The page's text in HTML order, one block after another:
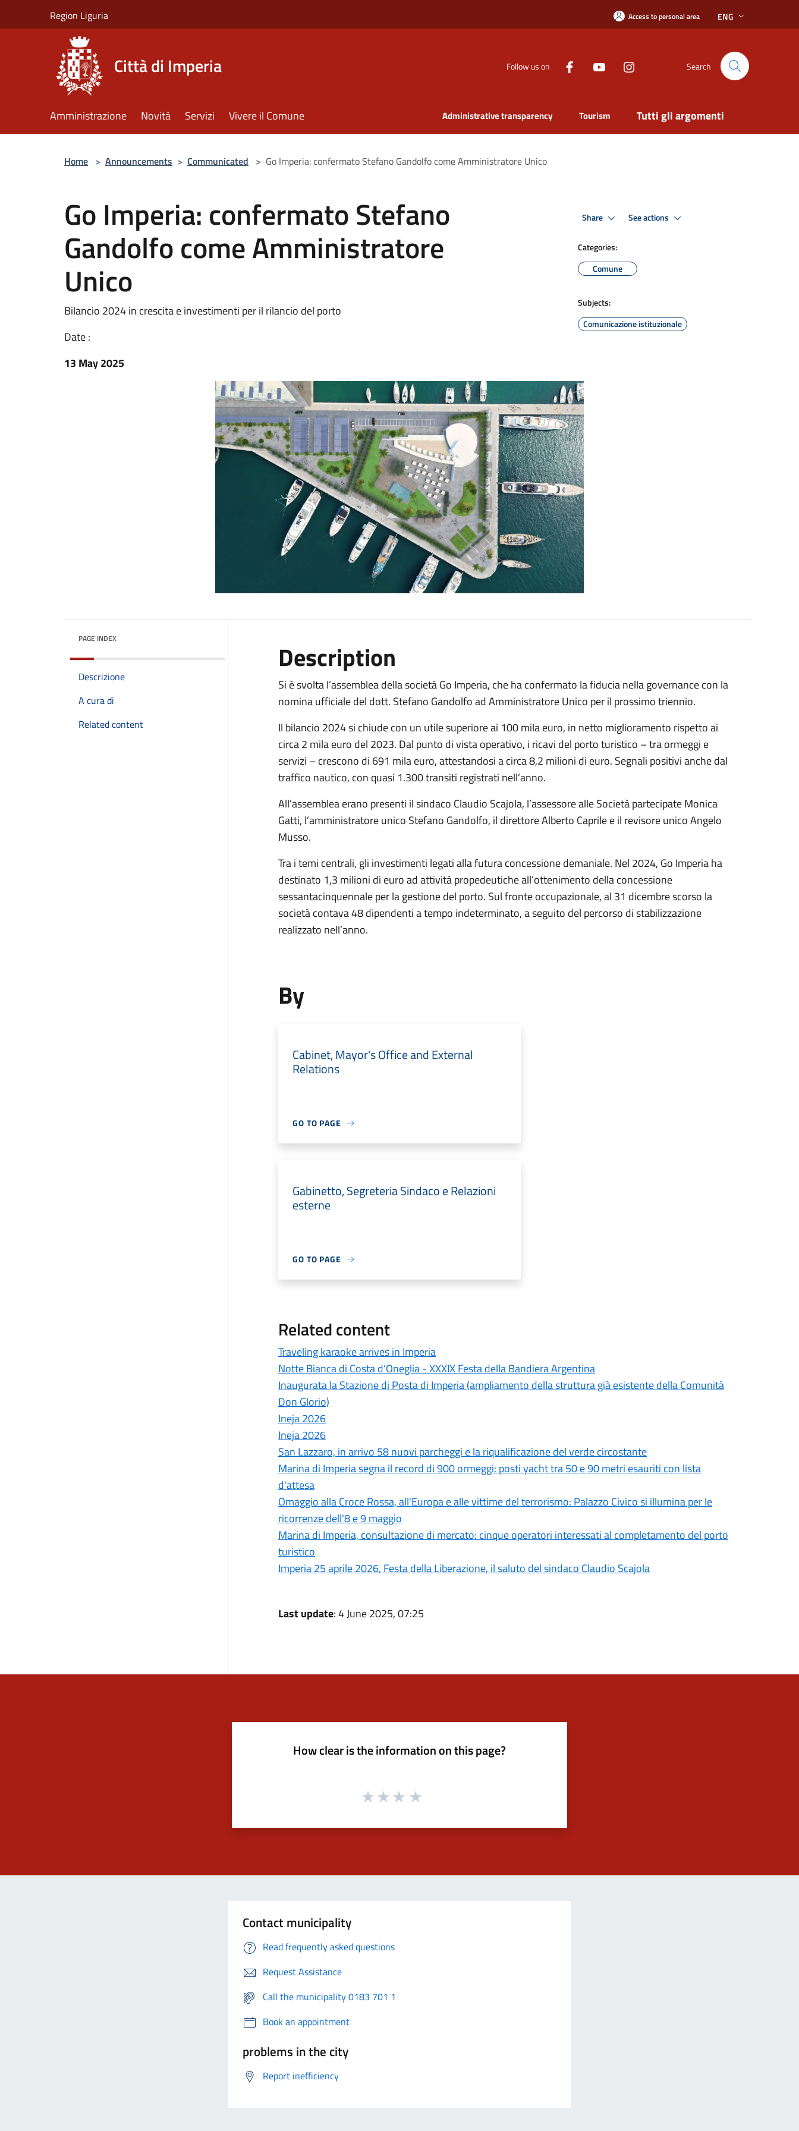
Region Liguria Access to personal area ENG
Città di Imperia Follow us on Search
Amministrazione Novità Servizi Vivere il Comune Administrative transparency Tourism Tutti gli argomenti
Home > Announcements > Communicated > Go Imperia: confermato Stefano Gandolfo come Amministratore Unico
Go Imperia: confermato Stefano
Gandolfo come Amministratore
Unico
Bilancio 2024 in crescita e investimenti per il rilancio del porto
Date :
13 May 2025
Share See actions
Categories:
Comune
Subjects:
Comunicazione istituzionale
PAGE INDEX
Descrizione
A cura di
Related content
Description
Si è svolta l’assemblea della società Go Imperia, che ha confermato la fiducia nella governance con la
nomina ufficiale del dott. Stefano Gandolfo ad Amministratore Unico per il prossimo triennio.
Il bilancio 2024 si chiude con un utile superiore ai 100 mila euro, in netto miglioramento rispetto ai
circa 2 mila euro del 2023. Dal punto di vista operativo, i ricavi del porto turistico – tra ormeggi e
servizi – crescono di 691 mila euro, attestandosi a circa 8,2 milioni di euro. Segnali positivi anche dal
traffico nautico, con quasi 1.300 transiti registrati nell’anno.
All’assemblea erano presenti il sindaco Claudio Scajola, l’assessore alle Società partecipate Monica
Gatti, l’amministratore unico Stefano Gandolfo, il direttore Alberto Caprile e il revisore unico Angelo
Musso.
Tra i temi centrali, gli investimenti legati alla futura concessione demaniale. Nel 2024, Go Imperia ha
destinato 1,3 milioni di euro ad attività propedeutiche all’ottenimento della concessione
sessantacinquennale per la gestione del porto. Sul fronte occupazionale, al 31 dicembre scorso la
società contava 48 dipendenti a tempo indeterminato, a seguito del percorso di stabilizzazione
realizzato nell’anno.
By
Cabinet, Mayor's Office and External
Relations
GO TO PAGE
Gabinetto, Segreteria Sindaco e Relazioni
esterne
GO TO PAGE
Related content
Traveling karaoke arrives in Imperia
Notte Bianca di Costa d’Oneglia - XXXIX Festa della Bandiera Argentina
Inaugurata la Stazione di Posta di Imperia (ampliamento della struttura già esistente della Comunità
Don Glorio)
Ineja 2026
Ineja 2026
San Lazzaro, in arrivo 58 nuovi parcheggi e la riqualificazione del verde circostante
Marina di Imperia segna il record di 900 ormeggi: posti yacht tra 50 e 90 metri esauriti con lista
d'attesa
Omaggio alla Croce Rossa, all'Europa e alle vittime del terrorismo: Palazzo Civico si illumina per le
ricorrenze dell'8 e 9 maggio
Marina di Imperia, consultazione di mercato: cinque operatori interessati al completamento del porto
turistico
Imperia 25 aprile 2026, Festa della Liberazione, il saluto del sindaco Claudio Scajola
Last update: 4 June 2025, 07:25
How clear is the information on this page?
Contact municipality
Read frequently asked questions
Request Assistance
Call the municipality 0183 701 1
Book an appointment
problems in the city
Report inefficiency